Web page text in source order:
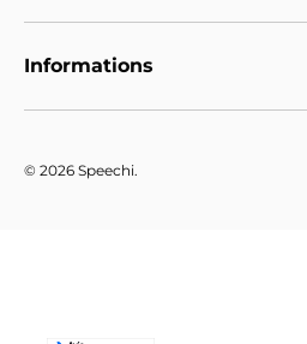
Informations
© 2026 Speechi.